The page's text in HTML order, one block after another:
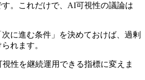
。これだけで、AI可視性の議論は
に進む条件」を決めておけば、過剰
れます。
性を継続運用できる指標に変えま